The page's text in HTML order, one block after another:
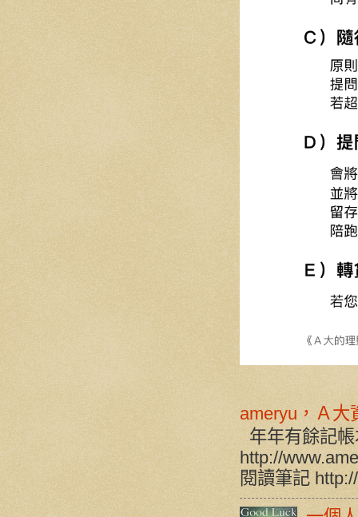
ameryu，Ａ大
年年有餘記
http://
閱讀筆記